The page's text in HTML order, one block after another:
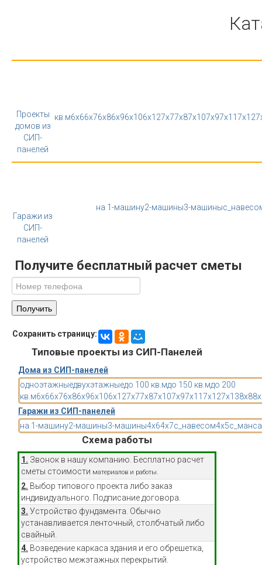
Проекты
домов из
СИП-
панелей
кв.м6x66x76x86x96x106x127x77x87x107x97x11 7x12
Гаражи из
СИП-
панелей
на 1-машину2-машины3-машины
Получите бесплатный расчет сметы
Сохранить страницу:
Типовые проекты из СИП-Панелей
Дома из СИП-панелей
одноэтажныедвухэтажныедо 100 кв.мдо 150 кв.мдо 200
кв.м6x66x76x86x96x106x127x77x87x107x97x11 7x127x138x8
Гаражи из СИП-панелей
на 1-машину2-машины3-машины4x64x7с_навесом4x5
Схема работы
1. Звонок в нашу компанию. Бесплатно расчет
сметы стоимости материалов и работы.
2. Выбор типового проекта либо заказ
индивидуального. Подписание договора.
3. Устройство фундамента. Обычно
устанавливается ленточный, столбчатый либо
свайный.
4. Возведение каркаса здания и его обрешетка,
устройство межэтажных перекрытий.